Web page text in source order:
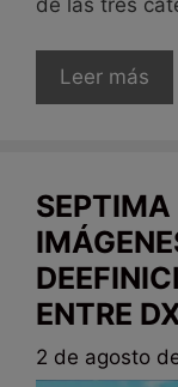
Leer más
ENTRE
2 de agosto